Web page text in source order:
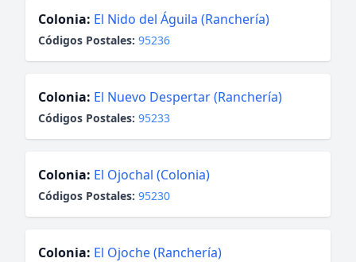
Colonia: El Nido del Águila (Ranchería)
Códigos Postales: 95236
Colonia: El Nuevo Despertar (Ranchería)
Códigos Postales: 95233
Colonia: El Ojochal (Colonia)
Códigos Postales: 95230
Colonia: El Ojoche (Ranchería)